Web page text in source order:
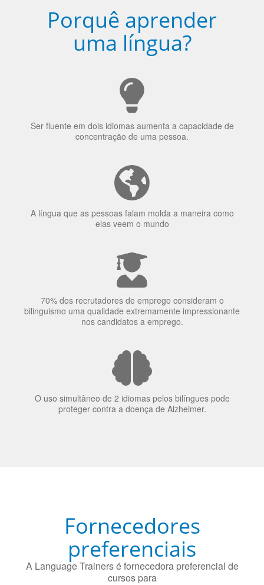
Porquê aprender
uma língua?
Ser fluente em dois idiomas aumenta a capacidade de
concentração de uma pessoa.
A língua que as pessoas falam molda a maneira como
elas veem o mundo
70% dos recrutadores de emprego consideram o
bilinguismo uma qualidade extremamente impressionante
nos candidatos a emprego.
O uso simultâneo de 2 idiomas pelos bilíngues pode
proteger contra a doença de Alzheimer.
Fornecedores
preferenciais
A Language Trainers é fornecedora preferencial de
cursos para